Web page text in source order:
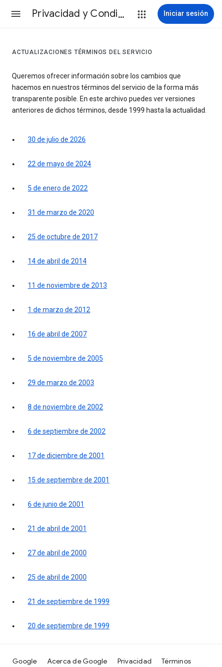
Privacidad y Condiciones Iniciar sesión
ACTUALIZACIONES TÉRMINOS DEL SERVICIO
Queremos ofrecer información sobre los cambios que
hacemos en nuestros términos del servicio de la forma más
transparente posible. En este archivo puedes ver versiones
anteriores de dichos términos, desde 1999 hasta la actualidad.
30 de julio de 2026
22 de mayo de 2024
5 de enero de 2022
31 de marzo de 2020
25 de octubre de 2017
14 de abril de 2014
11 de noviembre de 2013
1 de marzo de 2012
16 de abril de 2007
5 de noviembre de 2005
29 de marzo de 2003
8 de noviembre de 2002
6 de septiembre de 2002
17 de diciembre de 2001
15 de septiembre de 2001
6 de junio de 2001
21 de abril de 2001
27 de abril de 2000
25 de abril de 2000
21 de septiembre de 1999
20 de septiembre de 1999
Google Acerca de Google Privacidad Términos